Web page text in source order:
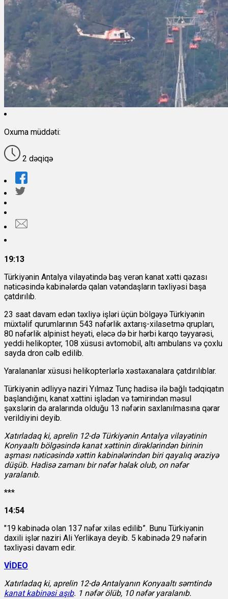
Oxuma müddəti:
2 dəqiqə
19:13
Türkiyənin Antalya vilayətində baş verən kanat xətti qəzası
nəticəsində kabinələrdə qalan vətəndaşların təxliyəsi başa
çatdırılıb.
23 saat davam edən təxliyə işləri üçün bölgəyə Türkiyənin
müxtəlif qurumlarının 543 nəfərlik axtarış-xilasetmə qrupları,
80 nəfərlik alpinist heyəti, eləcə də bir hərbi karqo təyyarəsi,
yeddi helikopter, 108 xüsusi avtomobil, altı ambulans və çoxlu
sayda dron cəlb edilib.
Yaralananlar xüsusi helikopterlərlə xəstəxanalara çatdırılıblar.
Türkiyənin ədliyyə naziri Yılmaz Tunç hadisə ilə bağlı tədqiqatın
başlandığını, kanat xəttini işlədən və təmirindən məsul
şəxslərin də aralarında olduğu 13 nəfərin saxlanılmasına qərar
verildiyini deyib.
Xatırladaq ki, aprelin 12-də Türkiyənin Antalya vilayətinin
Konyaaltı bölgəsində kanat xəttinin dirəklərindən birinin
aşması nəticəsində xəttin kabinələrindən biri qayalıq əraziyə
düşüb. Hadisə zamanı bir nəfər həlak olub, on nəfər
yaralanıb.
***
14:54
"19 kabinədə olan 137 nəfər xilas edilib”. Bunu Türkiyənin
daxili işlər naziri Ali Yerlikaya deyib. 5 kabinədə 29 nəfərin
təxliyəsi davam edir.
VİDEO
Xatırladaq ki, aprelin 12-də Antalyanın Konyaaltı səmtində
kanat kabinəsi aşıb. 1 nəfər ölüb, 10 nəfər yaralanıb.